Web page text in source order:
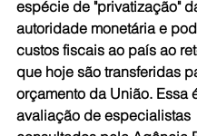
espécie de "privatização"
autoridade monetária e
custos fiscais ao país ao
que hoje são transferidas
orçamento da União. Essa
avaliação de especialistas